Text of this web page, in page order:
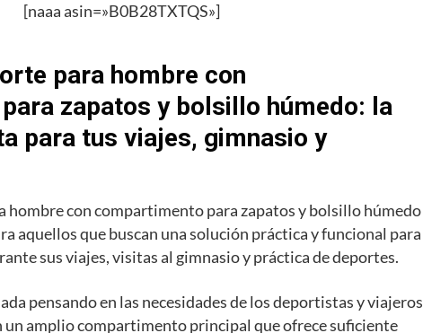
[naaa asin=»B0B28TXTQS»]
para hombre con
zapatos y bolsillo húmedo: la
para tus viajes, gimnasio y
hombre con compartimento para zapatos y bolsillo húmedo
aquellos que buscan una solución práctica y funcional para
sus viajes, visitas al gimnasio y práctica de deportes.
pensando en las necesidades de los deportistas y viajeros
un amplio compartimento principal que ofrece suficiente